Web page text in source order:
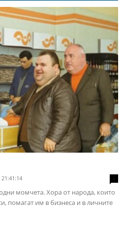
момчета. Хора от народа, които
помагат им в бизнеса и в личните